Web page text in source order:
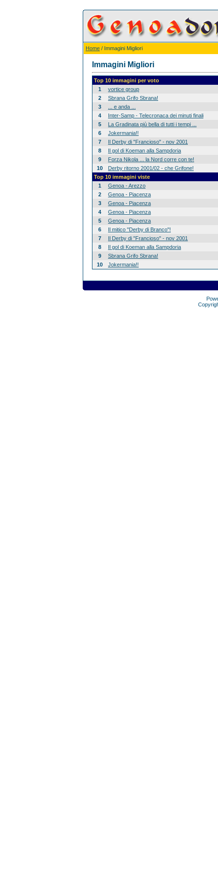
Home / Immagini Migliori
Immagini Migliori
Top 10 immagini per voto
1
vortice group
2
Sbrana Grifo Sbrana!
3
... e anda ...
4
Inter-Samp - Telecronaca dei minuti finali
5
La Gradinata più bella di tutti i tempi ...
6
Jokermania!!
7
Il Derby di "Francioso" - nov 2001
8
Il gol di Koeman alla Sampdoria
9
Forza Nikola ... la Nord corre con te!
10
Derby ritorno 2001/02 - che Grifone!
Top 10 immagini viste
1
Genoa - Arezzo
2
Genoa - Piacenza
3
Genoa - Piacenza
4
Genoa - Piacenza
5
Genoa - Piacenza
6
Il mitico "Derby di Branco"!
7
Il Derby di "Francioso" - nov 2001
8
Il gol di Koeman alla Sampdoria
9
Sbrana Grifo Sbrana!
10
Jokermania!!